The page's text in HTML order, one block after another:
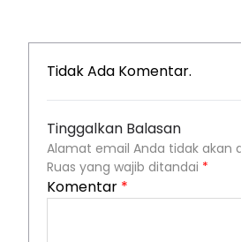
Tidak Ada Komentar.
Tinggalkan Balasan
Alamat email Anda tidak akan
Ruas yang wajib ditandai *
Komentar *